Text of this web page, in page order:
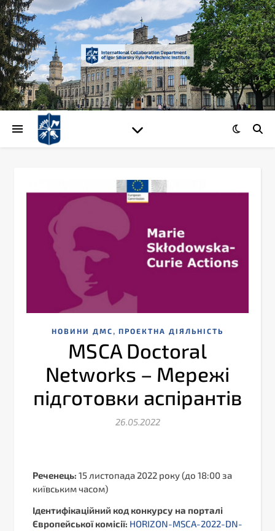
НОВИНИ ДМС , ПРОЕКТНА ДІЯЛЬНІСТЬ
MSCA Doctoral
Networks – Мережі
підготовки аспірантів
26.05.2022
Реченець: 15 листопада 2022 року (до 18:00 за
київським часом)
Ідентифікаційний код конкурсу на порталі
Європейської комісії: HORIZON-MSCA-2022-DN-